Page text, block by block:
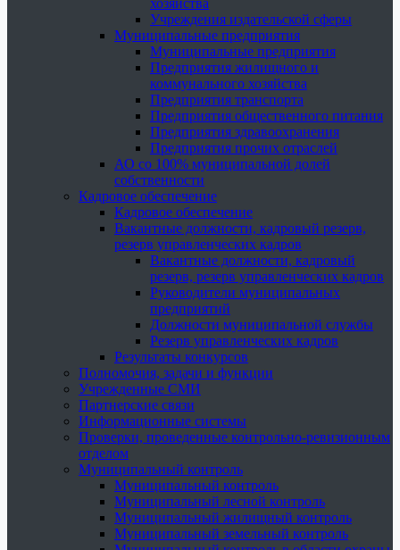
хозяйства
Учреждения издательской сферы
Муниципальные предприятия
Муниципальные предприятия
Предприятия жилищного и
коммунального хозяйства
Предприятия транспорта
Предприятия общественного питания
Предприятия здравоохранения
Предприятия прочих отраслей
АО со 100% муниципальной долей
собственности
Кадровое обеспечение
Кадровое обеспечение
Вакантные должности, кадровый резерв,
резерв управленческих кадров
Вакантные должности, кадровый
резерв, резерв управленческих кадров
Руководители муниципальных
предприятий
Должности муниципальной службы
Резерв управленческих кадров
Результаты конкурсов
Полномочия, задачи и функции
Учрежденные СМИ
Партнерские связи
Информационные системы
Проверки, проведенные контрольно-ревизионным
отделом
Муниципальный контроль
Муниципальный контроль
Муниципальный лесной контроль
Муниципальный жилищный контроль
Муниципальный земельный контроль